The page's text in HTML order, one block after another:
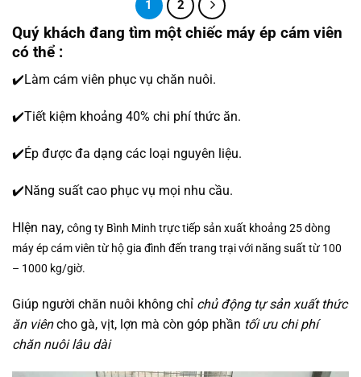
1 2
Quý khách đang tìm một chiếc máy ép cám viên
có thể :
✔️Làm cám viên phục vụ chăn nuôi.
✔️Tiết kiệm khoảng 40% chi phí thức ăn.
✔️Ép được đa dạng các loại nguyên liệu.
✔️Năng suất cao phục vụ mọi nhu cầu.
HIện nay, công ty Bình Minh trực tiếpsản xuất khoảng 25 dòng
máy ép cám viên từ hộ gia đình đến trang trại với năng suất từ 100
– 1000 kg/giờ.
Giúp người chăn nuôi không chỉ chủ động tự sản xuất thức
ăn viêncho gà, vịt, lợn mà còn góp phần tối ưu chi phí
chăn nuôi lâu dài